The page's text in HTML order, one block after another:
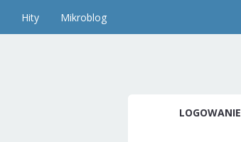
Hity Mikroblog
LOGOWANIE